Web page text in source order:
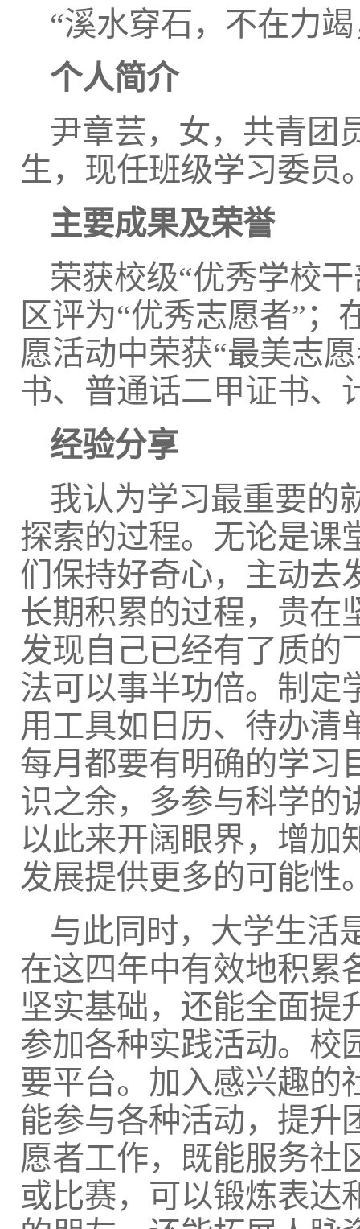
“溪水穿石，不在力
个人简介
尹章芸，女，共青团
生，现任班级学习委员
主要成果及荣誉
荣获校级“优秀学校
区评为“优秀志愿者”；
愿活动中荣获“最美志
书、普通话二甲证书、
经验分享
我认为学习最重要的
探索的过程。无论是课
们保持好奇心，主动去
长期积累的过程，贵在
发现自己已经有了质的
法可以事半功倍。制定
用工具如日历、待办清
每月都要有明确的学习
识之余，多参与科学的
以此来开阔眼界，增加
发展提供更多的可能性
与此同时，大学生活
在这四年中有效地积累
坚实基础，还能全面提
参加各种实践活动。校
要平台。加入感兴趣的
能参与各种活动，提升
愿者工作，既能服务社
或比赛，可以锻炼表达